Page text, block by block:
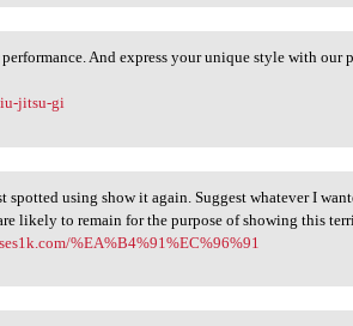
And express your unique style with our
jitsu-gi
using show it again. Suggest whatever I
likely to remain for the purpose of showing this
%EA%B4%91%EC%96%91